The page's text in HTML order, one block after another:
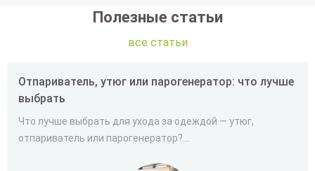
Полезные статьи
все статьи
Отпариватель, утюг или парогенератор: что лучше
выбрать
Что лучше выбрать для ухода за одеждой — утюг,
отпариватель или парогенератор?...